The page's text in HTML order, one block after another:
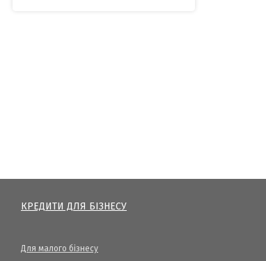
КРЕДИТИ ДЛЯ БІЗНЕСУ
Для малого бізнесу